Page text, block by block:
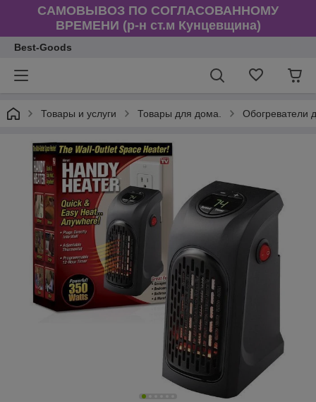
САМОВЫВОЗ ПО СОГЛАСОВАННОМУ
ВРЕМЕНИ (р-н ст.м Кунцевщина)
Best-Goods
Товары и услуги Товары для дома. Обогреватели